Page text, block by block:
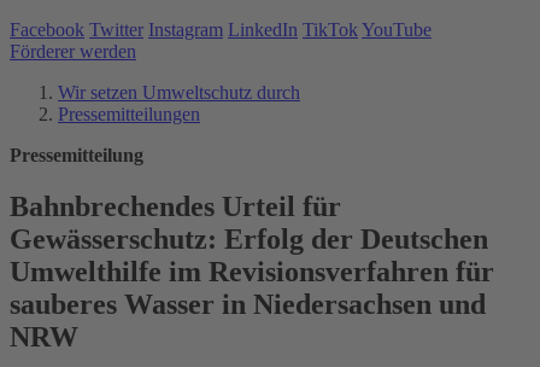
Facebook Twitter Instagram LinkedIn TikTok YouTube
Förderer werden
Wir setzen Umweltschutz durch
Pressemitteilungen
Pressemitteilung
Bahnbrechendes Urteil für
Gewässerschutz: Erfolg der Deutschen
Umwelthilfe im Revisionsverfahren für
sauberes Wasser in Niedersachsen und
NRW